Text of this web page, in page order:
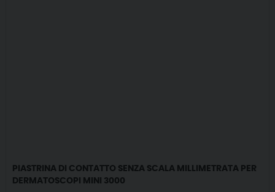
PIASTRINA DI CONTATTO SENZA SCALA MILLIMETRATA PER
DERMATOSCOPI MINI 3000